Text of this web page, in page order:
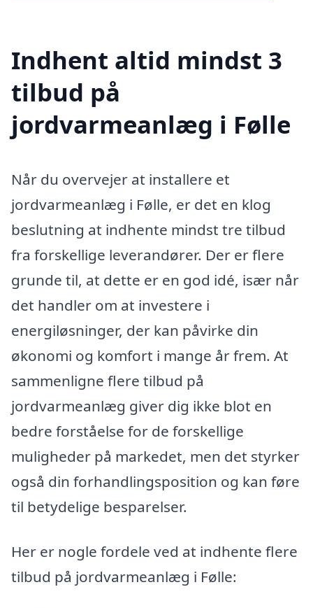
Indhent altid mindst 3
tilbud på
jordvarmeanlæg i Følle
Når du overvejer at installere et
jordvarmeanlæg i Følle, er det en klog
beslutning at indhente mindst tre tilbud
fra forskellige leverandører. Der er flere
grunde til, at dette er en god idé, især når
det handler om at investere i
energiløsninger, der kan påvirke din
økonomi og komfort i mange år frem. At
sammenligne flere tilbud på
jordvarmeanlæg giver dig ikke blot en
bedre forståelse for de forskellige
muligheder på markedet, men det styrker
også din forhandlingsposition og kan føre
til betydelige besparelser.
Her er nogle fordele ved at indhente flere
tilbud på jordvarmeanlæg i Følle: